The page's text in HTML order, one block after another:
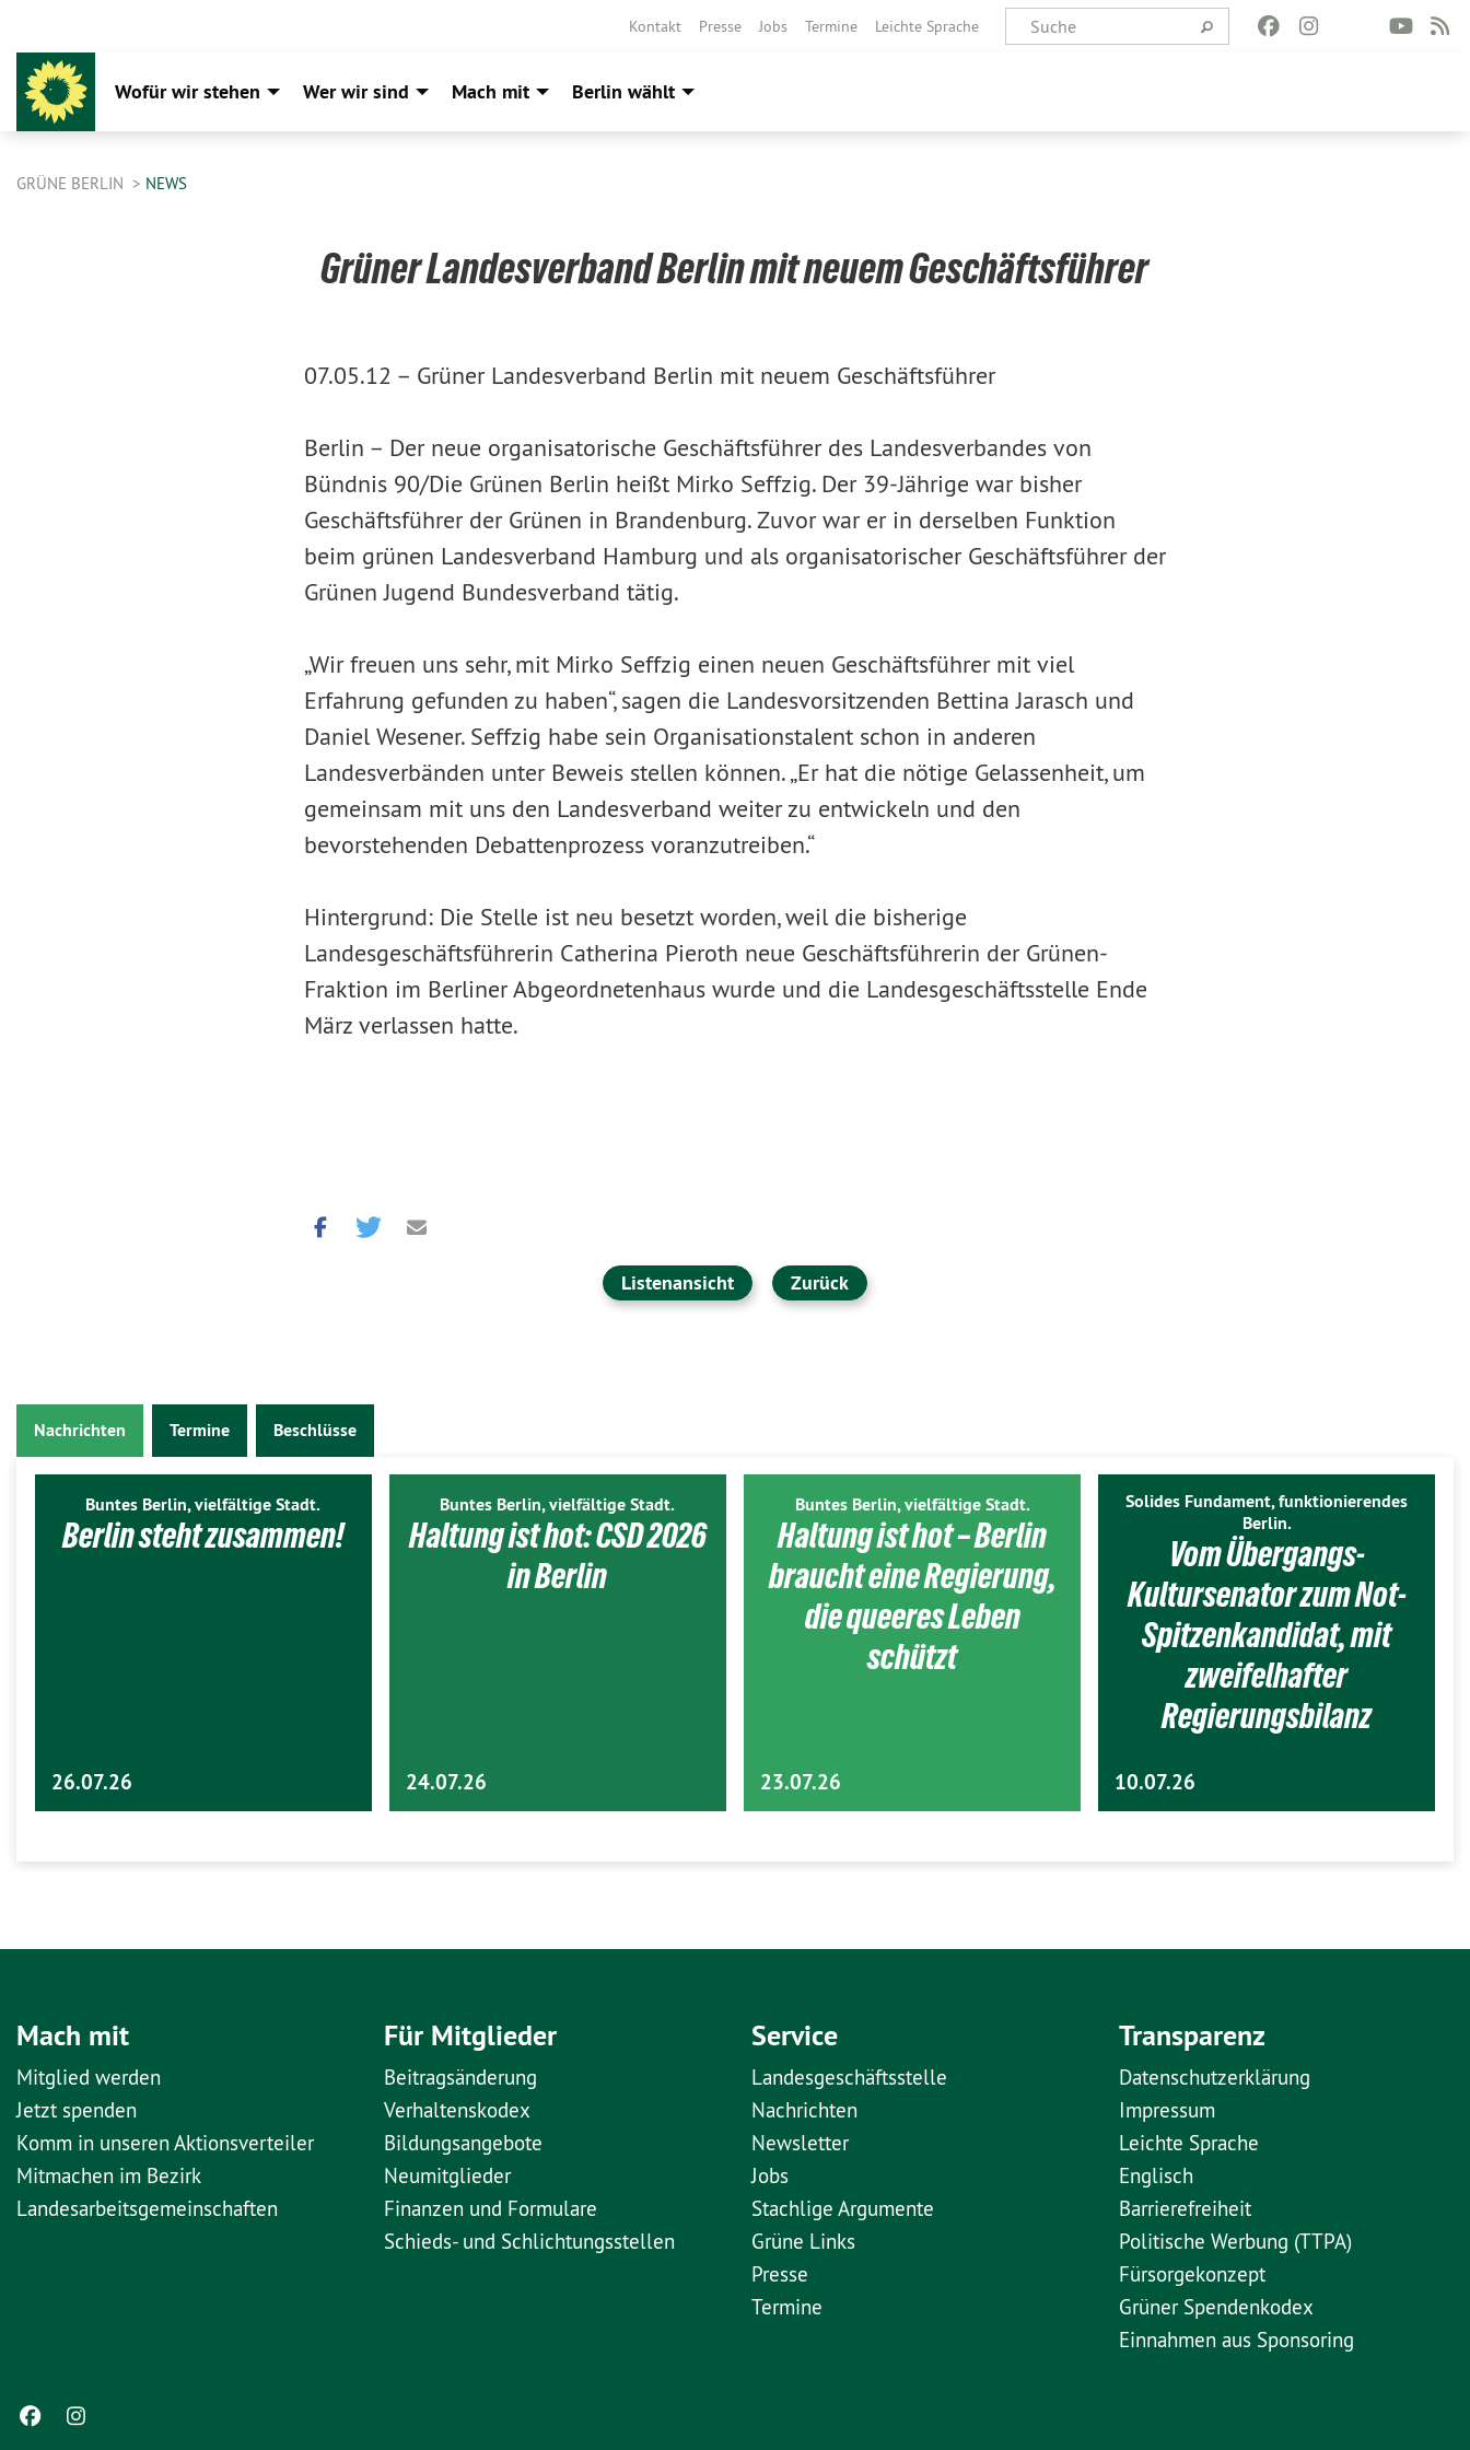
Kontakt Presse Jobs Termine Leichte Sprache
Wofür wir stehen Wer wir sind Mach mit Berlin wählt
GRÜNE BERLIN NEWS
Grüner Landesverband Berlin mit neuem Geschäftsführer
07.05.12 – Grüner Landesverband Berlin mit neuem Geschäftsführer
Berlin – Der neue organisatorische Geschäftsführer des Landesverbandes von
Bündnis 90/Die Grünen Berlin heißt Mirko Seffzig. Der 39-Jährige war bisher
Geschäftsführer der Grünen in Brandenburg. Zuvor war er in derselben Funktion
beim grünen Landesverband Hamburg und als organisatorischer Geschäftsführer der
Grünen Jugend Bundesverband tätig.
„Wir freuen uns sehr, mit Mirko Seffzig einen neuen Geschäftsführer mit viel
Erfahrung gefunden zu haben“, sagen die Landesvorsitzenden Bettina Jarasch und
Daniel Wesener. Seffzig habe sein Organisationstalent schon in anderen
Landesverbänden unter Beweis stellen können. „Er hat die nötige Gelassenheit, um
gemeinsam mit uns den Landesverband weiter zu entwickeln und den
bevorstehenden Debattenprozess voranzutreiben.“
Hintergrund: Die Stelle ist neu besetzt worden, weil die bisherige
Landesgeschäftsführerin Catherina Pieroth neue Geschäftsführerin der Grünen-
Fraktion im Berliner Abgeordnetenhaus wurde und die Landesgeschäftsstelle Ende
März verlassen hatte.
Listenansicht Zurück
Nachrichten Termine Beschlüsse
Buntes Berlin, vielfältige Stadt.
Berlin steht zusammen!
26.07.26
Buntes Berlin, vielfältige Stadt.
Haltung ist hot: CSD 2026
in Berlin
24.07.26
Buntes Berlin, vielfältige Stadt.
Haltung ist hot – Berlin
braucht eine Regierung,
die queeres Leben
schützt
23.07.26
Solides Fundament, funktionierendes
Berlin.
Vom Übergangs-
Kultursenator zum Not-
Spitzenkandidat, mit
zweifelhafter
Regierungsbilanz
10.07.26
Mach mit
Mitglied werden
Jetzt spenden
Komm in unseren Aktionsverteiler
Mitmachen im Bezirk
Landesarbeitsgemeinschaften
Für Mitglieder
Beitragsänderung
Verhaltenskodex
Bildungsangebote
Neumitglieder
Finanzen und Formulare
Schieds- und Schlichtungsstellen
Service
Landesgeschäftsstelle
Nachrichten
Newsletter
Jobs
Stachlige Argumente
Grüne Links
Presse
Termine
Transparenz
Datenschutzerklärung
Impressum
Leichte Sprache
Englisch
Barrierefreiheit
Politische Werbung (TTPA)
Fürsorgekonzept
Grüner Spendenkodex
Einnahmen aus Sponsoring